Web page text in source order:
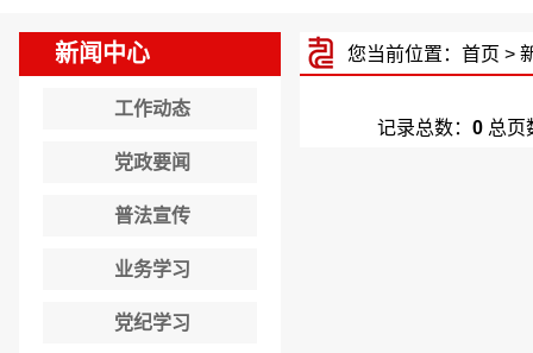
新闻中心
工作动态
党政要闻
普法宣传
业务学习
党纪学习
您当前位置： 首页 >
记录总数： 0总页